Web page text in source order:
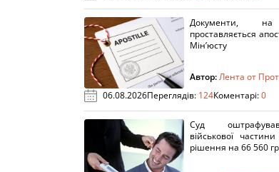
Документи,
проставляється
Мін’юсту
Автор:Лента от
06.08.2026Переглядів: 124Коментарі:0
Суд
військової
рішення на 66 560